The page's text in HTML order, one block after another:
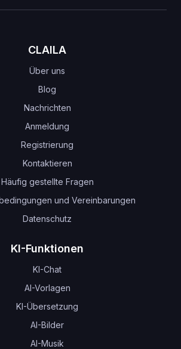
CLAILA
Über uns
Blog
Nachrichten
Anmeldung
Registrierung
Kontaktieren
Häufig gestellte Fragen
und Vereinbarungen
Datenschutz
KI-Funktionen
KI-Chat
AI-Vorlagen
KI-Übersetzung
AI-Bilder
AI-Musik